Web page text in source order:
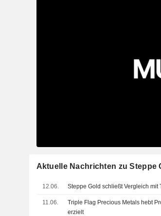
Aktuelle Nachrichten zu Steppe
12.06. Steppe Gold schließt Vergleich mit
11.06.
Triple Flag Precious Metals hebt
erzielt